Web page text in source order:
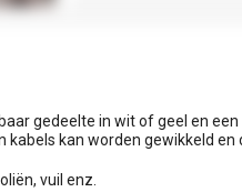
gedeelte in wit of geel en een
kan worden gewikkeld en
vuil enz.